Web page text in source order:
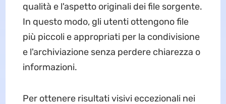
qualità e l'aspetto originali dei file sorgente.
In questo modo, gli utenti ottengono file
più piccoli e appropriati per la condivisione
e l'archiviazione senza perdere chiarezza o
informazioni.
Per ottenere risultati visivi eccezionali nei